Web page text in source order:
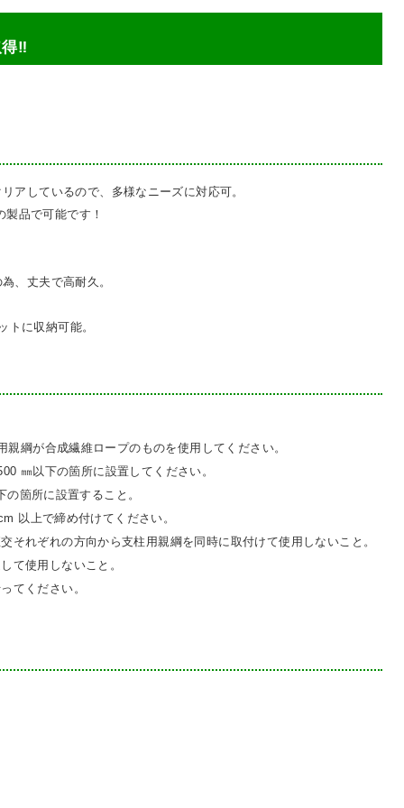
‼
アしているので、多様なニーズに対応可。
製品で可能です！
、丈夫で高耐久。
トに収納可能。
綱が合成繊維ロープのものを使用してください。
㎜以下の箇所に設置してください。
箇所に設置すること。
以上で締め付けてください。
それぞれの方向から支柱用親綱を同時に取付けて使用しないこと。
て使用しないこと。
てください。